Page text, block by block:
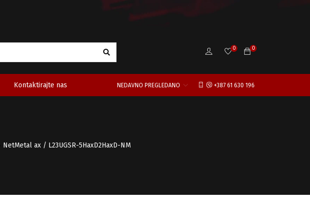
0
0
Kontaktirajte nas +387 61 630 196
NEDAVNO PREGLEDANO
NetMetal ax / L23UGSR-5HaxD2HaxD-NM